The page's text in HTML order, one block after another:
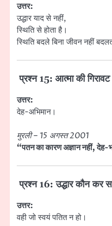
उत्तर:
उद्धार याद से नहीं,
स्थिति से होता है।
स्थिति बदले बिना जीवन नहीं
प्रश्न 15: आत्मा की
उत्तर:
देह-अभिमान।
मुरली – 15 अगस्त 2001
“पतन का कारण अज्ञान नहीं, देह-
प्रश्न 16: उद्धार कौन कर
उत्तर:
वही जो स्वयं पतित न हो।